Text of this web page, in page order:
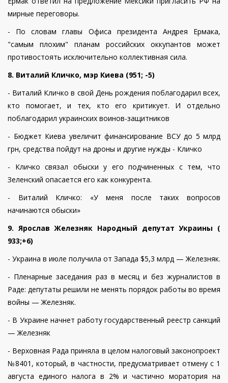
мирные переговоры.
- По словам главы Офиса президента Андрея Ермака,
"самым плохим" планам российских оккупантов может
противостоять исключительно коллективная сила.
8. Виталий Кличко, мэр Киева (951; -5)
- Виталий Кличко в свой День рождения поблагодарил всех,
кто помогает, и тех, кто его критикует. И отдельно
поблагодарил украинских воинов-защитников
- Бюджет Киева увеличит финансирование ВСУ до 5 млрд
грн, средства пойдут на дроны и другие нужды - Кличко
- Кличко связал обыски у его подчиненных с тем, что
Зеленский опасается его как конкурента.
- Виталий Кличко: «У меня после таких вопросов
начинаются обыски»
9. Ярослав Железняк Народный депутат Украины (
933;+6)
- Украина в июле получила от Запада $5,3 млрд — Железняк.
- Пленарные заседания раз в месяц и без журналистов в
Раде: депутаты решили не менять порядок работы во время
войны — Железняк.
- В Украине начнет работу государственный реестр санкций
— Железняк
- Верховная Рада приняла в целом налоговый законопроект
№8401, который, в частности, предусматривает отмену с 1
августа единого налога в 2% и частично моратория на